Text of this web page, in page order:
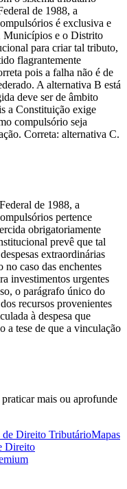
de 1988, a
é exclusiva e
Municípios e o Distrito
para criar tal tributo,
flagrantemente
pois a falha não é de
A alternativa B está
deve ser de âmbito
a Constituição exige
compulsório seja
Correta: alternativa C.
de 1988, a
pertence
obrigatoriamente
prevê que tal
extraordinárias
caso das enchentes
investimentos urgentes
o parágrafo único do
recursos provenientes
à despesa que
a tese de que a vinculação
mais ou aprofunde
de Direito TributárioMapas
Direito